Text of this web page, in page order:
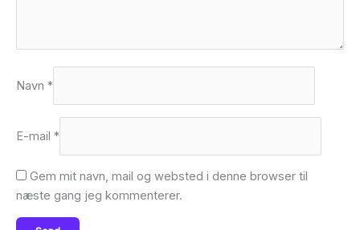
Navn *
E-mail *
Gem mit navn, mail og websted i denne browser til
næste gang jeg kommenterer.